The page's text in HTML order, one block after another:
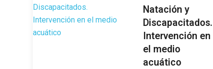
Natación y
Discapacitados.
Intervención en
el medio
acuático